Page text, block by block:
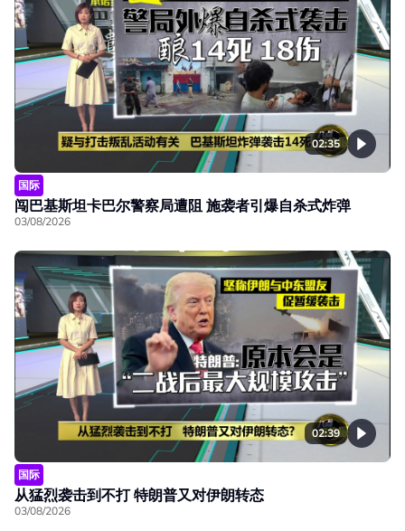
02:35
国际
闯巴基斯坦卡巴尔警察局遭阻 施袭者引爆自杀式炸弹
03/08/2026
02:39
国际
从猛烈袭击到不打 特朗普又对伊朗转态
03/08/2026